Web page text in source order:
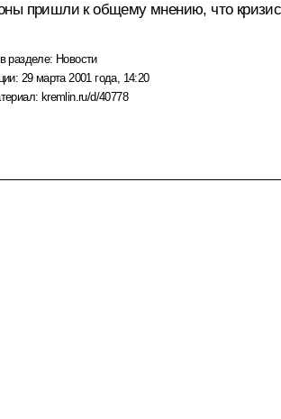
пришли к общему мнению, что кризис
разделе: Новости
29 марта 2001 года, 14:20
kremlin.ru/d/40778